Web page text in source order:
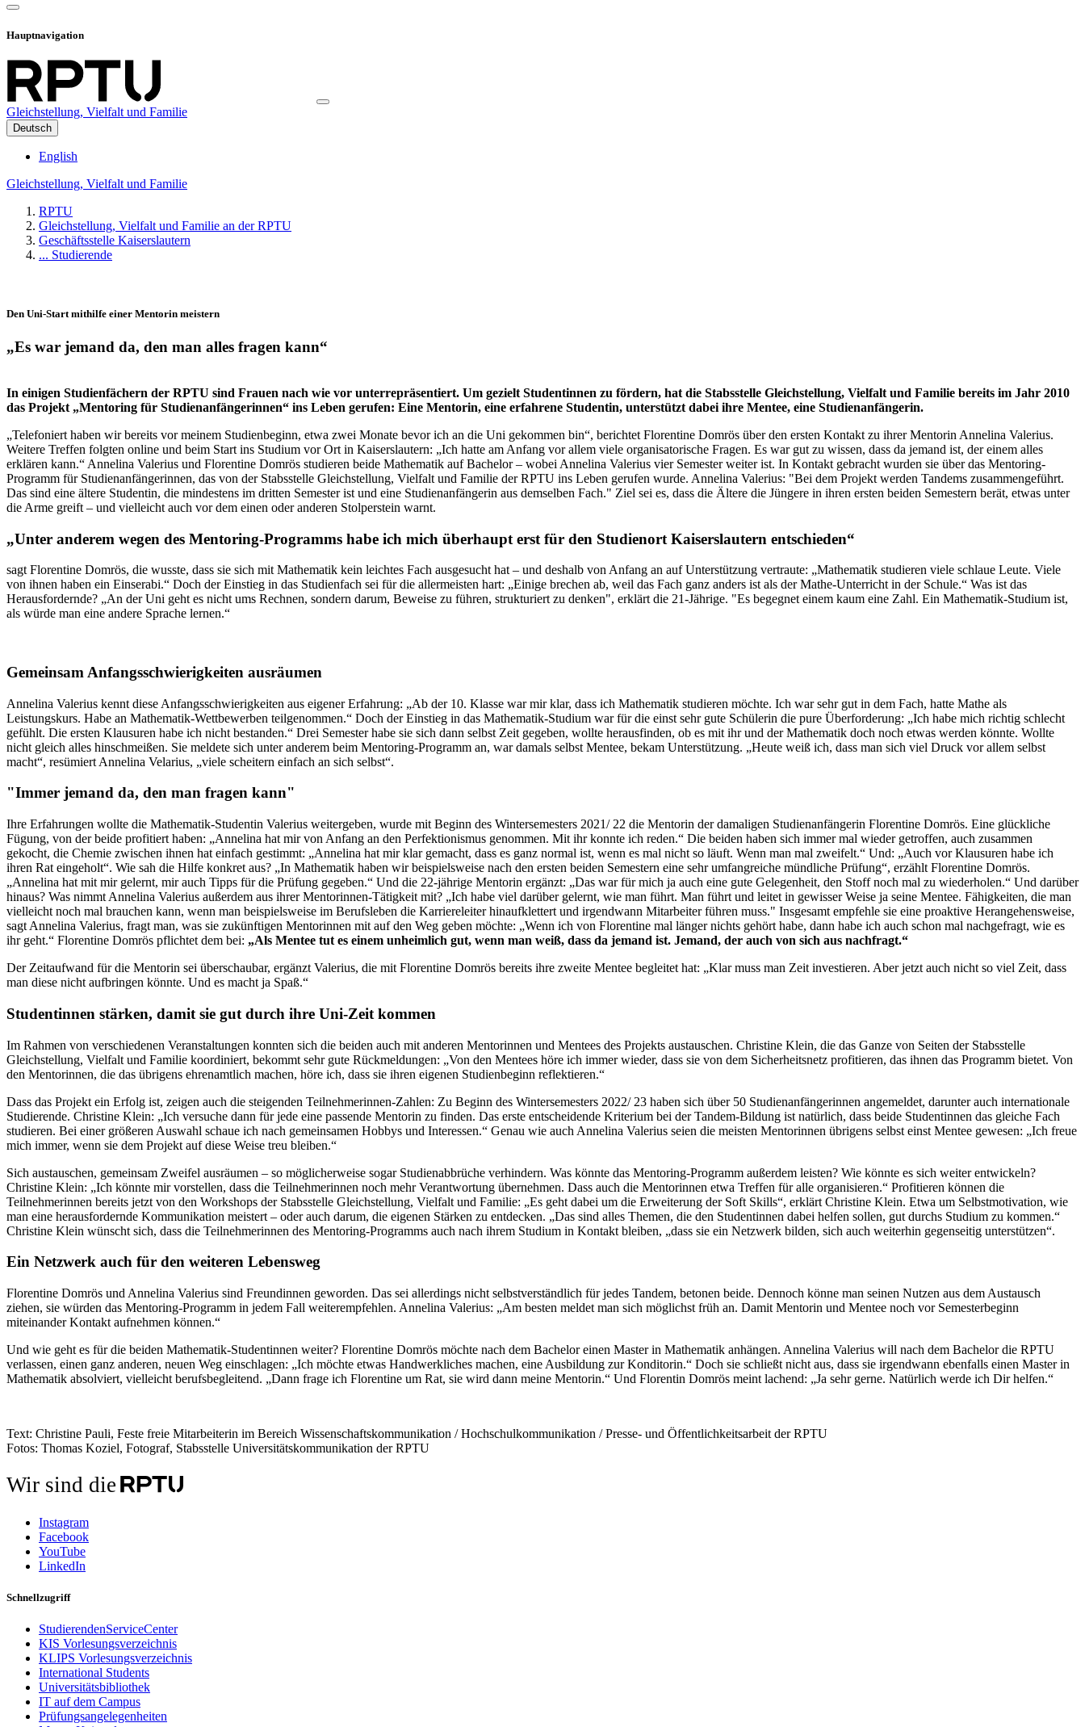
Hauptnavigation
Gleichstellung, Vielfalt und Familie
Deutsch
English
Gleichstellung, Vielfalt und Familie
RPTU
Gleichstellung, Vielfalt und Familie an der RPTU
Geschäftsstelle Kaiserslautern
... Studierende
Den Uni-Start mithilfe einer Mentorin meistern
„Es war jemand da, den man alles fragen kann“
In einigen Studienfächern der RPTU sind Frauen nach wie vor unterrepräsentiert. Um gezielt Studentinnen zu fördern, hat die Stabsstelle Gleichstellung, Vielfalt und Familie bereits im Jahr 2010
das Projekt „Mentoring für Studienanfängerinnen“ ins Leben gerufen: Eine Mentorin, eine erfahrene Studentin, unterstützt dabei ihre Mentee, eine Studienanfängerin.
„Telefoniert haben wir bereits vor meinem Studienbeginn, etwa zwei Monate bevor ich an die Uni gekommen bin“, berichtet Florentine Domrös über den ersten Kontakt zu ihrer Mentorin Annelina Valerius.
Weitere Treffen folgten online und beim Start ins Studium vor Ort in Kaiserslautern: „Ich hatte am Anfang vor allem viele organisatorische Fragen. Es war gut zu wissen, dass da jemand ist, der einem alles
erklären kann.“ Annelina Valerius und Florentine Domrös studieren beide Mathematik auf Bachelor – wobei Annelina Valerius vier Semester weiter ist. In Kontakt gebracht wurden sie über das Mentoring-
Programm für Studienanfängerinnen, das von der Stabsstelle Gleichstellung, Vielfalt und Familie der RPTU ins Leben gerufen wurde. Annelina Valerius: "Bei dem Projekt werden Tandems zusammengeführt.
Das sind eine ältere Studentin, die mindestens im dritten Semester ist und eine Studienanfängerin aus demselben Fach." Ziel sei es, dass die Ältere die Jüngere in ihren ersten beiden Semestern berät, etwas unter
die Arme greift – und vielleicht auch vor dem einen oder anderen Stolperstein warnt.
„Unter anderem wegen des Mentoring-Programms habe ich mich überhaupt erst für den Studienort Kaiserslautern entschieden“
sagt Florentine Domrös, die wusste, dass sie sich mit Mathematik kein leichtes Fach ausgesucht hat – und deshalb von Anfang an auf Unterstützung vertraute: „Mathematik studieren viele schlaue Leute. Viele
von ihnen haben ein Einserabi.“ Doch der Einstieg in das Studienfach sei für die allermeisten hart: „Einige brechen ab, weil das Fach ganz anders ist als der Mathe-Unterricht in der Schule.“ Was ist das
Herausfordernde? „An der Uni geht es nicht ums Rechnen, sondern darum, Beweise zu führen, strukturiert zu denken", erklärt die 21-Jährige. "Es begegnet einem kaum eine Zahl. Ein Mathematik-Studium ist,
als würde man eine andere Sprache lernen.“
Gemeinsam Anfangsschwierigkeiten ausräumen
Annelina Valerius kennt diese Anfangsschwierigkeiten aus eigener Erfahrung: „Ab der 10. Klasse war mir klar, dass ich Mathematik studieren möchte. Ich war sehr gut in dem Fach, hatte Mathe als
Leistungskurs. Habe an Mathematik-Wettbewerben teilgenommen.“ Doch der Einstieg in das Mathematik-Studium war für die einst sehr gute Schülerin die pure Überforderung: „Ich habe mich richtig schlecht
gefühlt. Die ersten Klausuren habe ich nicht bestanden.“ Drei Semester habe sie sich dann selbst Zeit gegeben, wollte herausfinden, ob es mit ihr und der Mathematik doch noch etwas werden könnte. Wollte
nicht gleich alles hinschmeißen. Sie meldete sich unter anderem beim Mentoring-Programm an, war damals selbst Mentee, bekam Unterstützung. „Heute weiß ich, dass man sich viel Druck vor allem selbst
macht“, resümiert Annelina Velarius, „viele scheitern einfach an sich selbst“.
"Immer jemand da, den man fragen kann"
Ihre Erfahrungen wollte die Mathematik-Studentin Valerius weitergeben, wurde mit Beginn des Wintersemesters 2021/ 22 die Mentorin der damaligen Studienanfängerin Florentine Domrös. Eine glückliche
Fügung, von der beide profitiert haben: „Annelina hat mir von Anfang an den Perfektionismus genommen. Mit ihr konnte ich reden.“ Die beiden haben sich immer mal wieder getroffen, auch zusammen
gekocht, die Chemie zwischen ihnen hat einfach gestimmt: „Annelina hat mir klar gemacht, dass es ganz normal ist, wenn es mal nicht so läuft. Wenn man mal zweifelt.“ Und: „Auch vor Klausuren habe ich
ihren Rat eingeholt“. Wie sah die Hilfe konkret aus? „In Mathematik haben wir beispielsweise nach den ersten beiden Semestern eine sehr umfangreiche mündliche Prüfung“, erzählt Florentine Domrös.
„Annelina hat mit mir gelernt, mir auch Tipps für die Prüfung gegeben.“ Und die 22-jährige Mentorin ergänzt: „Das war für mich ja auch eine gute Gelegenheit, den Stoff noch mal zu wiederholen.“ Und darüber
hinaus? Was nimmt Annelina Valerius außerdem aus ihrer Mentorinnen-Tätigkeit mit? „Ich habe viel darüber gelernt, wie man führt. Man führt und leitet in gewisser Weise ja seine Mentee. Fähigkeiten, die man
vielleicht noch mal brauchen kann, wenn man beispielsweise im Berufsleben die Karriereleiter hinaufklettert und irgendwann Mitarbeiter führen muss." Insgesamt empfehle sie eine proaktive Herangehensweise,
sagt Annelina Valerius, fragt man, was sie zukünftigen Mentorinnen mit auf den Weg geben möchte: „Wenn ich von Florentine mal länger nichts gehört habe, dann habe ich auch schon mal nachgefragt, wie es
ihr geht.“ Florentine Domrös pflichtet dem bei: „Als Mentee tut es einem unheimlich gut, wenn man weiß, dass da jemand ist. Jemand, der auch von sich aus nachfragt.“
Der Zeitaufwand für die Mentorin sei überschaubar, ergänzt Valerius, die mit Florentine Domrös bereits ihre zweite Mentee begleitet hat: „Klar muss man Zeit investieren. Aber jetzt auch nicht so viel Zeit, dass
man diese nicht aufbringen könnte. Und es macht ja Spaß.“
Studentinnen stärken, damit sie gut durch ihre Uni-Zeit kommen
Im Rahmen von verschiedenen Veranstaltungen konnten sich die beiden auch mit anderen Mentorinnen und Mentees des Projekts austauschen. Christine Klein, die das Ganze von Seiten der Stabsstelle
Gleichstellung, Vielfalt und Familie koordiniert, bekommt sehr gute Rückmeldungen: „Von den Mentees höre ich immer wieder, dass sie von dem Sicherheitsnetz profitieren, das ihnen das Programm bietet. Von
den Mentorinnen, die das übrigens ehrenamtlich machen, höre ich, dass sie ihren eigenen Studienbeginn reflektieren.“
Dass das Projekt ein Erfolg ist, zeigen auch die steigenden Teilnehmerinnen-Zahlen: Zu Beginn des Wintersemesters 2022/ 23 haben sich über 50 Studienanfängerinnen angemeldet, darunter auch internationale
Studierende. Christine Klein: „Ich versuche dann für jede eine passende Mentorin zu finden. Das erste entscheidende Kriterium bei der Tandem-Bildung ist natürlich, dass beide Studentinnen das gleiche Fach
studieren. Bei einer größeren Auswahl schaue ich nach gemeinsamen Hobbys und Interessen.“ Genau wie auch Annelina Valerius seien die meisten Mentorinnen übrigens selbst einst Mentee gewesen: „Ich freue
mich immer, wenn sie dem Projekt auf diese Weise treu bleiben.“
Sich austauschen, gemeinsam Zweifel ausräumen – so möglicherweise sogar Studienabbrüche verhindern. Was könnte das Mentoring-Programm außerdem leisten? Wie könnte es sich weiter entwickeln?
Christine Klein: „Ich könnte mir vorstellen, dass die Teilnehmerinnen noch mehr Verantwortung übernehmen. Dass auch die Mentorinnen etwa Treffen für alle organisieren.“ Profitieren können die
Teilnehmerinnen bereits jetzt von den Workshops der Stabsstelle Gleichstellung, Vielfalt und Familie: „Es geht dabei um die Erweiterung der Soft Skills“, erklärt Christine Klein. Etwa um Selbstmotivation, wie
man eine herausfordernde Kommunikation meistert – oder auch darum, die eigenen Stärken zu entdecken. „Das sind alles Themen, die den Studentinnen dabei helfen sollen, gut durchs Studium zu kommen.“
Christine Klein wünscht sich, dass die Teilnehmerinnen des Mentoring-Programms auch nach ihrem Studium in Kontakt bleiben, „dass sie ein Netzwerk bilden, sich auch weiterhin gegenseitig unterstützen“.
Ein Netzwerk auch für den weiteren Lebensweg
Florentine Domrös und Annelina Valerius sind Freundinnen geworden. Das sei allerdings nicht selbstverständlich für jedes Tandem, betonen beide. Dennoch könne man seinen Nutzen aus dem Austausch
ziehen, sie würden das Mentoring-Programm in jedem Fall weiterempfehlen. Annelina Valerius: „Am besten meldet man sich möglichst früh an. Damit Mentorin und Mentee noch vor Semesterbeginn
miteinander Kontakt aufnehmen können.“
Und wie geht es für die beiden Mathematik-Studentinnen weiter? Florentine Domrös möchte nach dem Bachelor einen Master in Mathematik anhängen. Annelina Valerius will nach dem Bachelor die RPTU
verlassen, einen ganz anderen, neuen Weg einschlagen: „Ich möchte etwas Handwerkliches machen, eine Ausbildung zur Konditorin.“ Doch sie schließt nicht aus, dass sie irgendwann ebenfalls einen Master in
Mathematik absolviert, vielleicht berufsbegleitend. „Dann frage ich Florentine um Rat, sie wird dann meine Mentorin.“ Und Florentin Domrös meint lachend: „Ja sehr gerne. Natürlich werde ich Dir helfen.“
Text: Christine Pauli, Feste freie Mitarbeiterin im Bereich Wissenschaftskommunikation / Hochschulkommunikation / Presse- und Öffentlichkeitsarbeit der RPTU
Fotos: Thomas Koziel, Fotograf, Stabsstelle Universitätskommunikation der RPTU
Wir sind die
Instagram
Facebook
YouTube
LinkedIn
Schnellzugriff
StudierendenServiceCenter
KIS Vorlesungsverzeichnis
KLIPS Vorlesungsverzeichnis
International Students
Universitätsbibliothek
IT auf dem Campus
Prüfungsangelegenheiten